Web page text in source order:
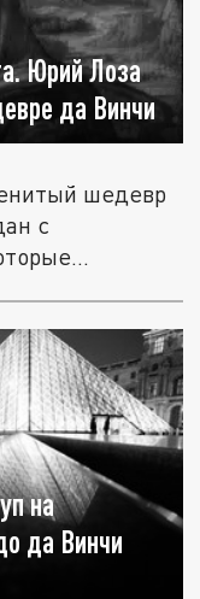
Юрий Лоза
да Винчи
шедевр
с
на
да Винчи